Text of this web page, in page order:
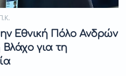
Εθνική Πόλο Ανδρών
για τη